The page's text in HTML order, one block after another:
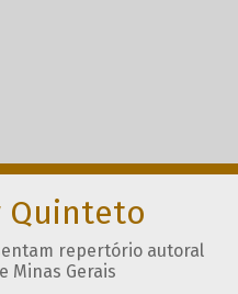
Quinteto
repertório autoral
Minas Gerais